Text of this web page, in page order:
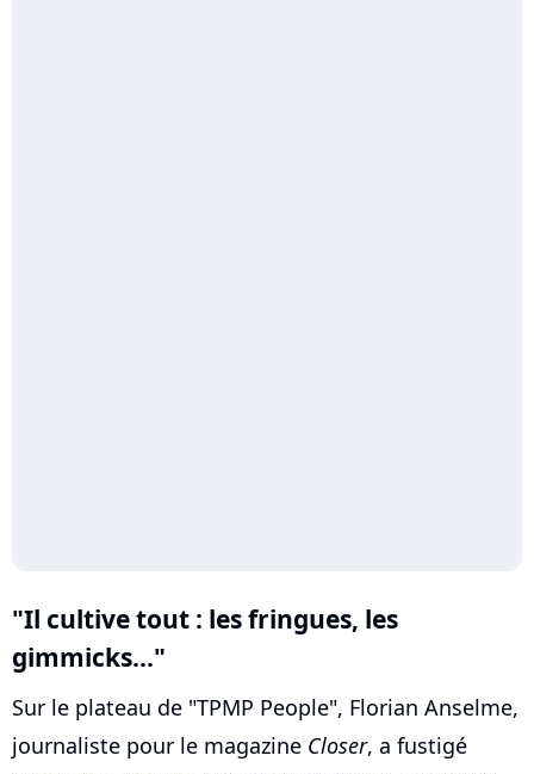
"Il cultive tout : les fringues, les
gimmicks..."
Sur le plateau de "TPMP People", Florian Anselme,
journaliste pour le magazine Closer, a fustigé